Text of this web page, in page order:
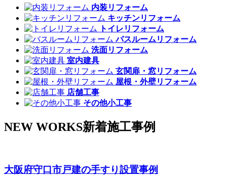
内装リフォーム
キッチンリフォーム
トイレリフォーム
バスルームリフォーム
洗面リフォーム
室内建具
玄関扉・窓リフォーム
屋根・外壁リフォーム
店舗工事
その他小工事
NEW WORKS新着施工事例
大阪府守口市戸建の手すり設置事例